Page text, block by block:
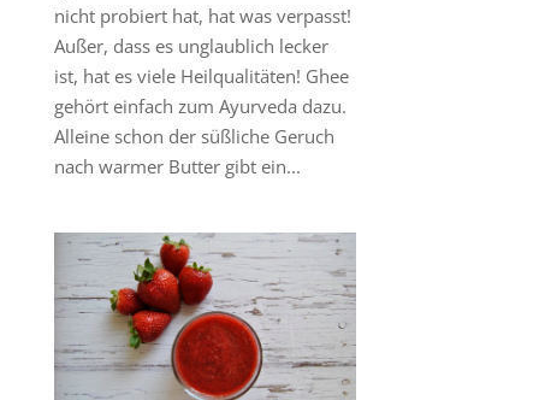
nicht probiert hat, hat was verpasst!
Außer, dass es unglaublich lecker
ist, hat es viele Heilqualitäten! Ghee
gehört einfach zum Ayurveda dazu.
Alleine schon der süßliche Geruch
nach warmer Butter gibt ein...